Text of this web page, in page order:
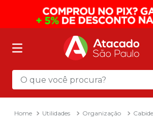
O que você procura?
Utilidades Organização
Termos mais buscados
mochila